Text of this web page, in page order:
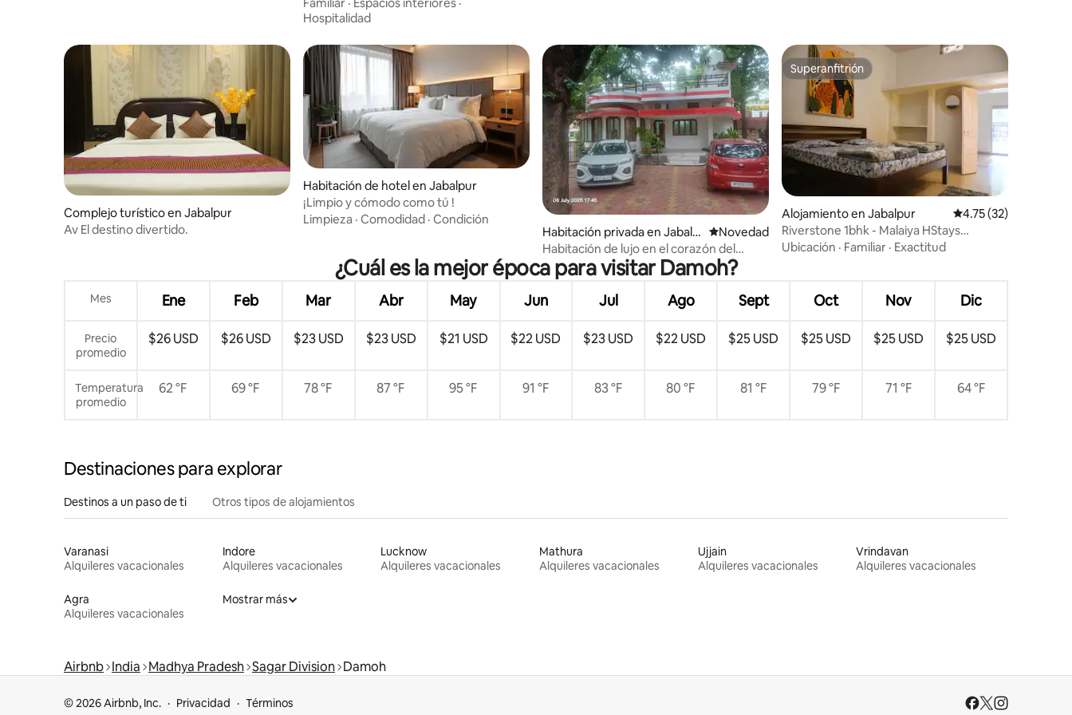
Hospitalidad
Complejo turístico en Jabalpur
Av El destino divertido.
Habitación de hotel en Jabalpur
¡Limpio y cómodo como tú !
Limpieza · Comodidad · Condición
Habitación privada en Jabalp
ur
Lugar para hospedarse
Novedad
Habitación de lujo en el corazón del
bullicioso NapierTown de JBP
Superanfitrión
Superanfitrión
Alojamiento en Jabalpur Calificación
4.75 (32)
Riverstone 1bhk - Malaiya HStays
(Malasia)
Ubicación · Familiar · Exactitud
¿Cuál es la mejor época para visitar Damoh?
Mes Ene Feb Mar Abr May Jun Jul Ago Sept Oct Nov Dic
Precio
promedio
$26 USD $26 USD $23 USD $23 USD $21 USD $22 USD $23 USD $22 USD $25 USD $25 USD $25 USD $25 USD
Temperatura
promedio
62 °F 69 °F 78 °F 87 °F 95 °F 91 °F 83 °F 80 °F 81 °F 79 °F 71 °F 64 °F
Destinaciones para explorar
Destinos a un paso de ti Otros tipos de alojamientos
Varanasi
Alquileres vacacionales
Indore
Alquileres vacacionales
Lucknow
Alquileres vacacionales
Mathura
Alquileres vacacionales
Ujjain
Alquileres vacacionales
Vrindavan
Alquileres vacacionales
Agra
Alquileres vacacionales
Mostrar más
Airbnb India Madhya Pradesh Sagar Division Damoh
© 2026 Airbnb, Inc. Privacidad Términos